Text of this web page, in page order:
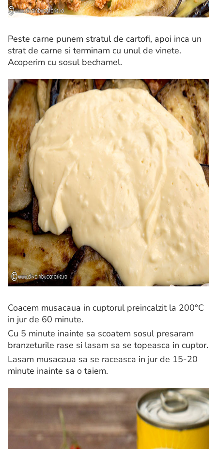
Peste carne punem stratul de cartofi, apoi inca un
strat de carne si terminam cu unul de vinete.
Acoperim cu sosul bechamel.
Coacem musacaua in cuptorul preincalzit la 200°C
in jur de 60 minute.
Cu 5 minute inainte sa scoatem sosul presaram
branzeturile rase si lasam sa se topeasca in cuptor.
Lasam musacaua sa se raceasca in jur de 15-20
minute inainte sa o taiem.